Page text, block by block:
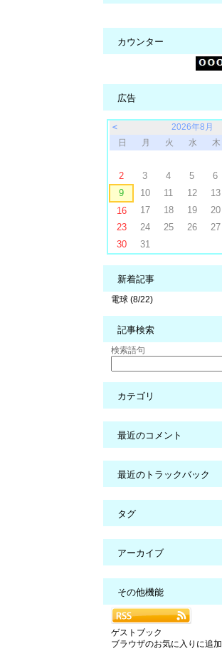
カウンター
広告
＜ 2026年8月
日
月 火 水 木
2
3 4 5 6
9
10 11 12 13
16
17 18 19 20
23
24 25 26 27
30
31
新着記事
電球 (8/22)
記事検索
検索語句
カテゴリ
最近のコメント
最近のトラックバック
タグ
アーカイブ
その他機能
ゲストブック
ブラウザのお気に入りに追加